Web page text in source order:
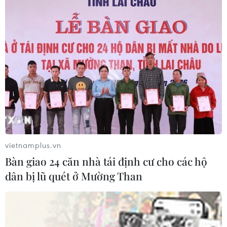
sau thời gian dài chỉ uống sữa tươi
30/07/2026 05:45
Hơn 300 doanh nghiệp tham gia
Triển lãm quốc tế chuyên ngành y
dược
30/07/2026 05:02
CƠ QUAN CHỦ QUẢN: THÔNG TẤN XÃ VIỆT NAM
vietnamplus.vn
Bàn giao 24 căn nhà tái định cư cho các hộ
dân bị lũ quét ở Mường Than